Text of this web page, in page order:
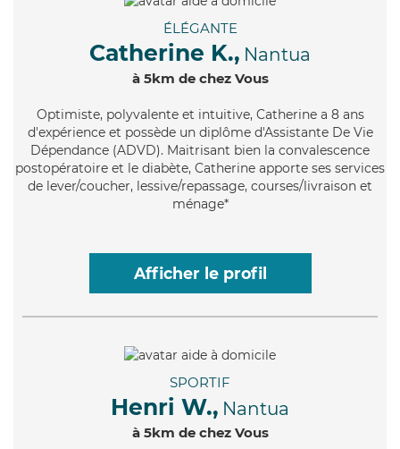
ÉLÉGANTE
Catherine K., Nantua
à 5km de chez Vous
Optimiste, polyvalente et intuitive, Catherine a 8 ans
d'expérience et possède un diplôme d'Assistante De Vie
Dépendance (ADVD). Maitrisant bien la convalescence
postopératoire et le diabète, Catherine apporte ses services
de lever/coucher, lessive/repassage, courses/livraison et
ménage*
Afficher le profil
SPORTIF
Henri W., Nantua
à 5km de chez Vous